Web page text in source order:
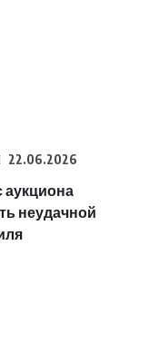
22.06.2026
аукциона
неудачной